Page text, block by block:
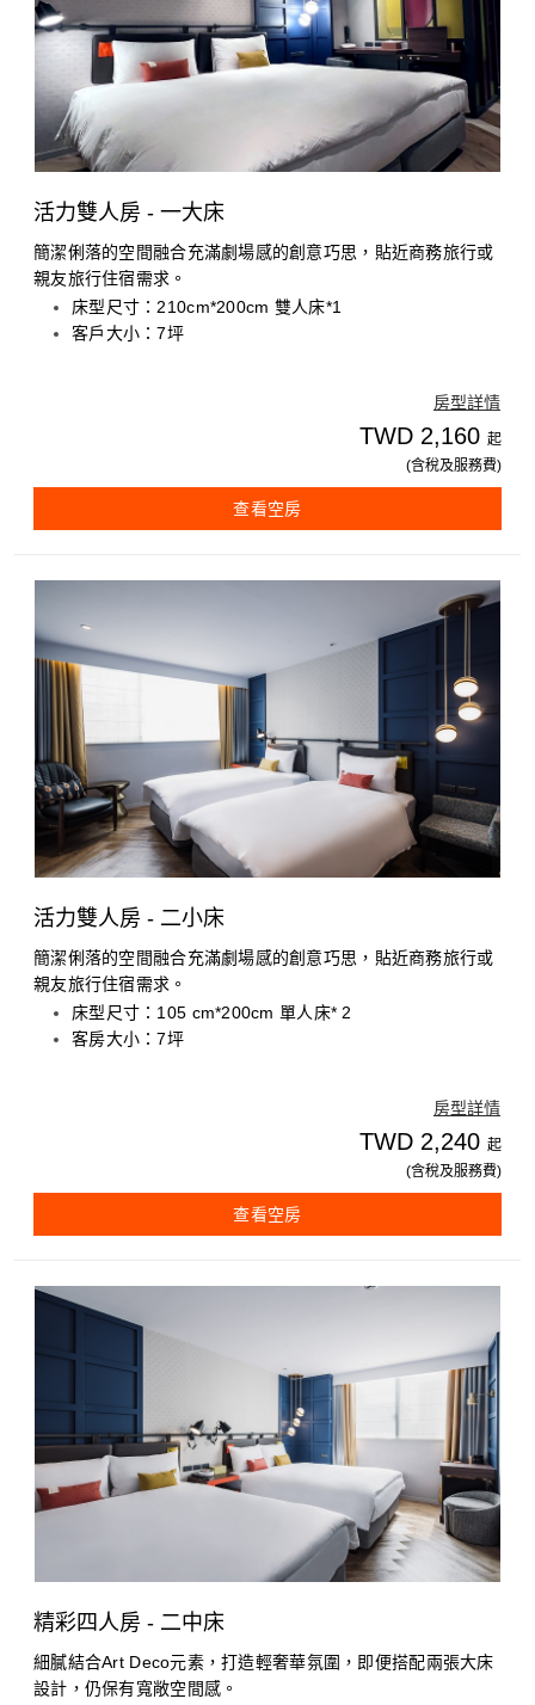
活力雙人房 - 一大床
簡潔俐落的空間融合充滿劇場感的創意巧思，貼近商務旅行或
親友旅行住宿需求。
床型尺寸：210cm*200cm 雙人床*1
客戶大小：7坪
房型詳情
TWD 2,160 起
(含稅及服務費)
查看空房
活力雙人房 - 二小床
簡潔俐落的空間融合充滿劇場感的創意巧思，貼近商務旅行或
親友旅行住宿需求。
床型尺寸：105 cm*200cm 單人床* 2
客房大小：7坪
房型詳情
TWD 2,240 起
(含稅及服務費)
查看空房
精彩四人房 - 二中床
細膩結合Art Deco元素，打造輕奢華氛圍，即便搭配兩張大床
設計，仍保有寬敞空間感。